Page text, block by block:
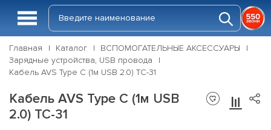
Главная Каталог
ВСПОМОГАТЕЛЬНЫЕ АКСЕССУАРЫ
Зарядные устройства, USB провода
Кабель AVS Type C (1м USB 2.0) TC-31
Кабель AVS Type C (1м USB
2.0) TC-31